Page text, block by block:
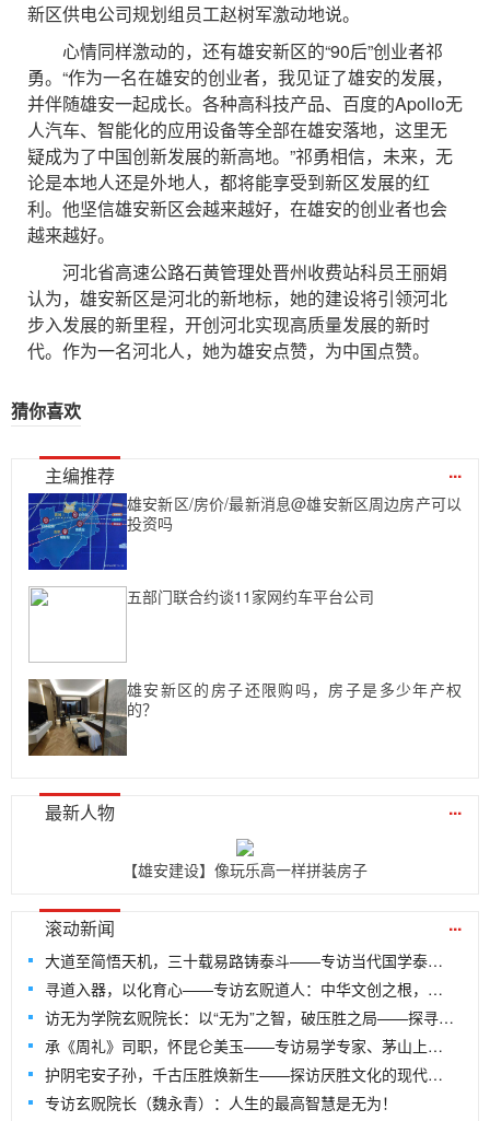
新区供电公司规划组员工赵树军激动地说。
心情同样激动的，还有雄安新区的“90后”创业者祁
勇。“作为一名在雄安的创业者，我见证了雄安的发展，
并伴随雄安一起成长。各种高科技产品、百度的Apollo无
人汽车、智能化的应用设备等全部在雄安落地，这里无
疑成为了中国创新发展的新高地。”祁勇相信，未来，无
论是本地人还是外地人，都将能享受到新区发展的红
利。他坚信雄安新区会越来越好，在雄安的创业者也会
越来越好。
河北省高速公路石黄管理处晋州收费站科员王丽娟
认为，雄安新区是河北的新地标，她的建设将引领河北
步入发展的新里程，开创河北实现高质量发展的新时
代。作为一名河北人，她为雄安点赞，为中国点赞。
猜你喜欢
主编推荐 ...
雄安新区/房价/最新消息@雄安新区周边房产可以
投资吗
五部门联合约谈11家网约车平台公司
雄安新区的房子还限购吗，房子是多少年产权
的？
最新人物 ...
【雄安建设】像玩乐高一样拼装房子
滚动新闻 ...
大道至简悟天机，三十载易路铸泰斗——专访当代国学泰斗、易量子老师王开勇
寻道入器，以化育心——专访玄贶道人：中华文创之根，尽在“道”中
访无为学院玄贶院长：以“无为”之智，破压胜之局——探寻文创传承的千年回响
承《周礼》司职，怀昆仑美玉——专访易学专家、茅山上清派79代弟子司瑶
护阴宅安子孙，千古压胜焕新生——探访厌胜文化的现代传承与无为学院文创的破局之路
专访玄贶院长（魏永青）：人生的最高智慧是无为！